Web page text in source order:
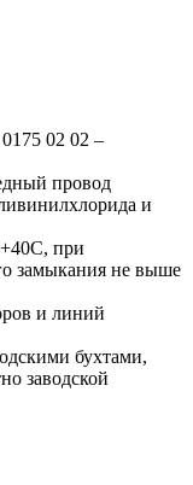
02 02 –
провод
и
+40С, при
замыкания не выше
и линий
бухтами,
заводской